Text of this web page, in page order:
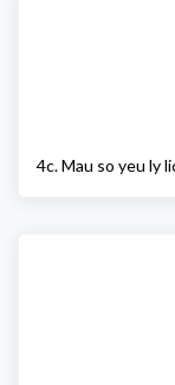
4c. Mau so yeu ly